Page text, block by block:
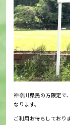
神奈川県民の方限定で
なります。
ご利用お待ちしておりま